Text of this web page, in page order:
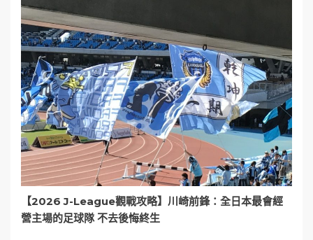
【2026 J-League觀戰攻略】川崎前鋒：全日本最會經
營主場的足球隊 不去後悔終生